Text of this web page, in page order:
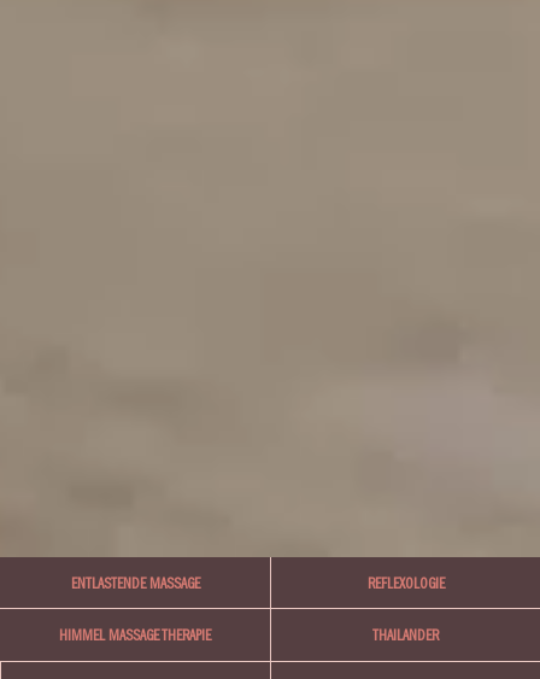
ENTLASTENDE MASSAGE REFLEXOLOGIE
HIMMEL MASSAGE THERAPIE THAILANDER